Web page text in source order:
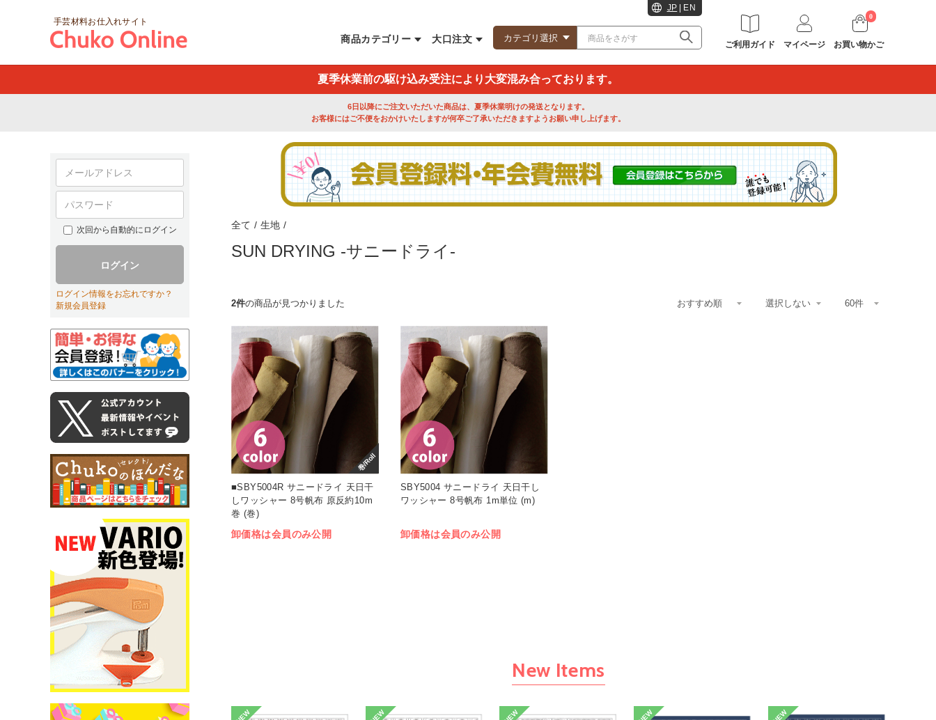
手芸材料お仕入れサイト
商品カテゴリー 大口注文
JP EN
ご利用ガイド マイページ
0
お買い物かご
夏季休業前の駆け込み受注により大変混み合っております。
6日以降にご注文いただいた商品は、夏季休業明けの発送となります。
お客様にはご不便をおかけいたしますが何卒ご了承いただきますようお願い申し上げます。
次回から自動的にログイン
ログイン
ログイン情報をお忘れですか？
新規会員登録
全て / 生地 /
SUN DRYING -サニードライ-
2件の商品が見つかりました
巻/Roll
■SBY5004R サニードライ 天日干
しワッシャー 8号帆布 原反約10m
巻 (巻)
卸価格は会員のみ公開
SBY5004 サニードライ 天日干し
ワッシャー 8号帆布 1m単位 (m)
卸価格は会員のみ公開
New Items